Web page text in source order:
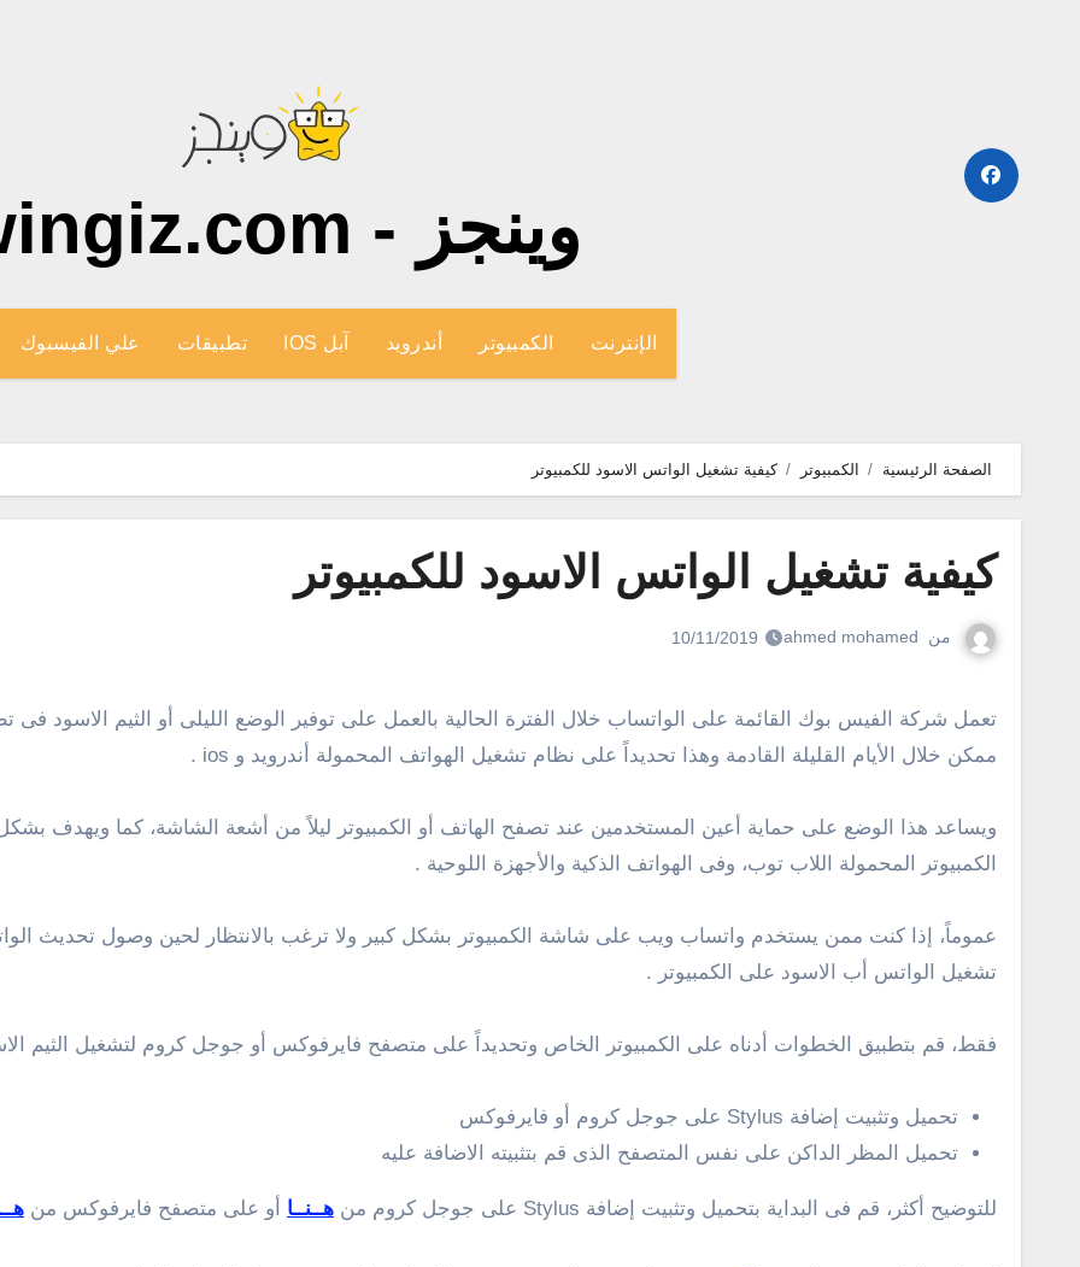
وينجز - wingiz.com
الإنترنت الكمبيوتر أندرويد آبل IOS تطبيقات علي الفيسبوك
الصفحة الرئيسية الكمبيوتر كيفية تشغيل الواتس الاسود للكمبيوتر
كيفية تشغيل الواتس الاسود للكمبيوتر
من ahmed mohamed
10/11/2019
تعمل شركة الفيس بوك القائمة على الواتساب خلال الفترة الحالية بالعمل على توفير الوضع الليلى أو الثيم الاسود فى تطبيق الواتساب، ومن المتوقع أن يصل فى أقرب وقت
ممكن خلال الأيام القليلة القادمة وهذا تحديداً على نظام تشغيل الهواتف المحمولة أندرويد و ios .
ويساعد هذا الوضع على حماية أعين المستخدمين عند تصفح الهاتف أو الكمبيوتر ليلاً من أشعة الشاشة، كما ويهدف
الكمبيوتر المحمولة اللاب توب، وفى الهواتف الذكية والأجهزة اللوحية .
عموماً، إذا كنت ممن يستخدم واتساب ويب على شاشة الكمبيوتر بشكل كبير ولا ترغب بالانتظار لحين وصول تحديث
تشغيل الواتس أب الاسود على الكمبيوتر .
فقط، قم بتطبيق الخطوات أدناه على الكمبيوتر الخاص وتحديداً على متصفح فايرفوكس أو جوجل كروم لتشغيل الثيم
تحميل وتثبيت إضافة Stylus على جوجل كروم أو فايرفوكس
تحميل المظر الداكن على نفس المتصفح الذى قم بتثبيته الاضافة عليه
للتوضيح أكثر، قم فى البداية بتحميل وتثبيت إضافة Stylus على جوجل كروم من هــنــا أو على متصفح فايرفوكس من